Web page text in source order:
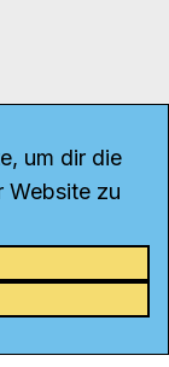
um dir die
Website zu